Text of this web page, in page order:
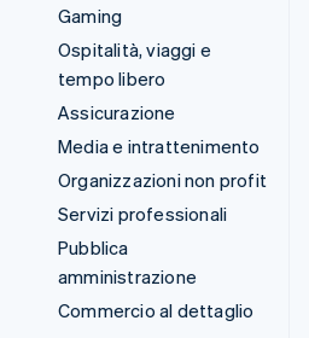
Gaming
Ospitalità, viaggi e
tempo libero
Assicurazione
Media e intrattenimento
Organizzazioni non profit
Servizi professionali
Pubblica
amministrazione
Commercio al dettaglio